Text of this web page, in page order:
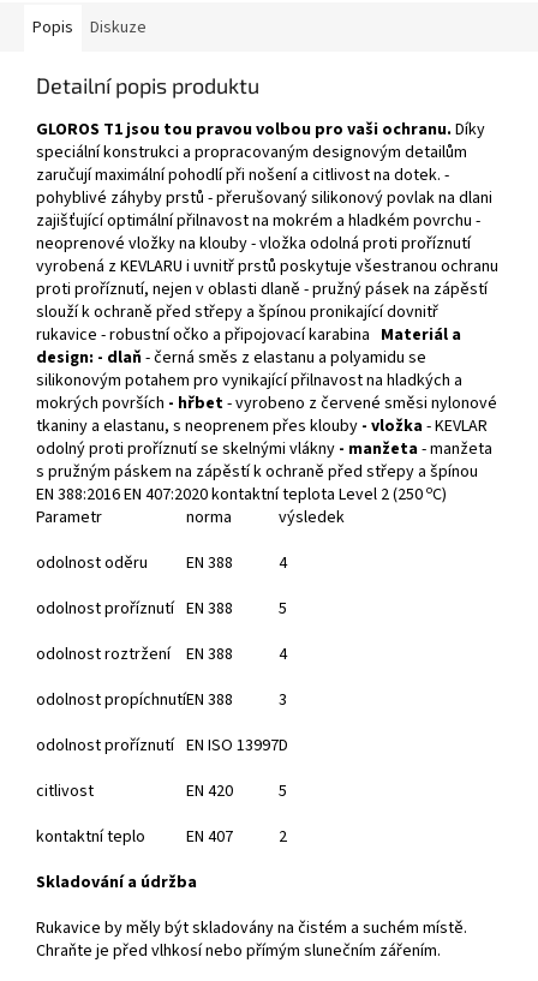
Popis Diskuze
Detailní popis produktu
GLOROS T1 jsou tou pravou volbou pro vaši ochranu. Díky
speciální konstrukci a propracovaným designovým detailům
zaručují maximální pohodlí při nošení a citlivost na dotek. -
pohyblivé záhyby prstů - přerušovaný silikonový povlak na dlani
zajišťující optimální přilnavost na mokrém a hladkém povrchu -
neoprenové vložky na klouby - vložka odolná proti proříznutí
vyrobená z KEVLARU i uvnitř prstů poskytuje všestranou ochranu
proti proříznutí, nejen v oblasti dlaně - pružný pásek na zápěstí
slouží k ochraně před střepy a špínou pronikající dovnitř
rukavice - robustní očko a připojovací karabina Materiál a
design: - dlaň- černá směs z elastanu a polyamidu se
silikonovým potahem pro vynikající přilnavost na hladkých a
mokrých površích - hřbet- vyrobeno z červené směsi nylonové
tkaniny a elastanu, s neoprenem přes klouby - vložka- KEVLAR
odolný proti proříznutí se skelnými vlákny - manžeta- manžeta
s pružným páskem na zápěstí k ochraně před střepy a špínou
EN 388:2016 EN 407:2020 kontaktní teplota Level 2 (250 oC)
Parametr
norma
výsledek
odolnost oděru
EN 388
4
odolnost proříznutí EN 388
5
odolnost roztržení
EN 388
4
odolnost propíchnutíEN 388
3
odolnost proříznutí EN ISO 13997D
citlivost
EN 420
5
kontaktní teplo
EN 407
2
Skladování a údržba
Rukavice by měly být skladovány na čistém a suchém místě.
Chraňte je před vlhkosí nebo přímým slunečním zářením.